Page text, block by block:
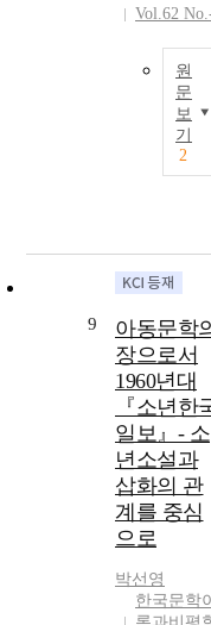
Vol.62
원
문
보
기
2
9
아동문학
장으로서
1960년대
『소년한
일보』- 소
년소설과
삽화의 관
계를 중심
으로
박선영
한국문학